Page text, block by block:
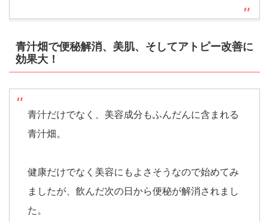
青汁畑で便秘解消、美肌、そしてアトピー改善に
効果大！
青汁だけでなく、美容成分もふんだんに含まれる
青汁畑。
健康だけでなく美容にもよさそうなので始めてみ
ましたが、飲んだ次の日から便秘が解消されまし
た。